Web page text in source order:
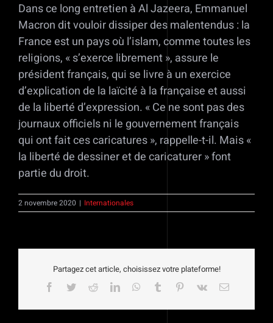
Dans ce long entretien à Al Jazeera, Emmanuel
Macron dit vouloir dissiper des malentendus : la
France est un pays où l’islam, comme toutes les
religions, « s’exerce librement », assure le
président français, qui se livre à un exercice
d’explication de la laïcité à la française et aussi
de la liberté d’expression. « Ce ne sont pas des
journaux officiels ni le gouvernement français
qui ont fait ces caricatures », rappelle-t-il. Mais «
la liberté de dessiner et de caricaturer » font
partie du droit.
2 novembre 2020 | Internationales
Partagez cet article, choisissez votre plateforme!
Facebook
TwitterRedditLinkedInWhatsApp
Tumblr Pinterest
Vk Email